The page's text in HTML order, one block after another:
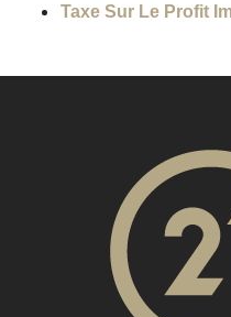
Taxe Sur Le Profit